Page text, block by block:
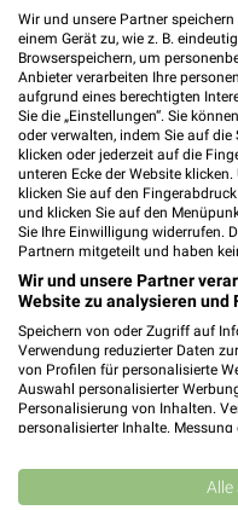
14
Gartenliebe
Gültig bis Sa. 26.09.
porta
Wir und unsere Partner
einem Gerät zu, wie z. B.
Browserspeichern, um
Anbieter verarbeiten Ihre
aufgrund eines berechtigten
Sie die „Einstellungen“. Sie
oder verwalten, indem Sie auf die
klicken oder jederzeit auf die
unteren Ecke der Website
klicken Sie auf den
und klicken Sie auf den
Sie Ihre Einwilligung widerrufen.
Partnern mitgeteilt und haben
Wir und unsere Partner
Website zu analysieren und
Speichern von oder Zugriff auf
Verwendung reduzierter Daten
von Profilen für personalisierte
Auswahl personalisierter
Personalisierung von Inhalten.
personalisierter Inhalte.
Kombinationen von Daten aus
Verbesserung der Angebote.
von Inhalten.
Alle